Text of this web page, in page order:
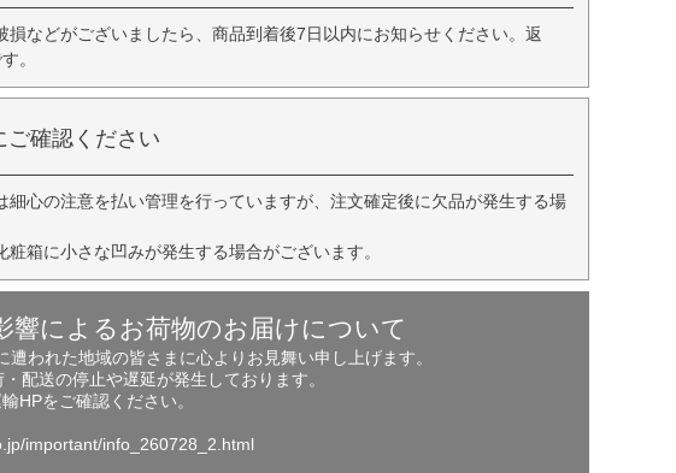
などがございましたら、商品到着後7日以内にお知らせください。返
。
ご確認ください
心の注意を払い管理を行っていますが、注文確定後に欠品が発生する場
箱に小さな凹みが発生する場合がございます。
響によるお荷物のお届けについて
われた地域の皆さまに心よりお見舞い申し上げます。
配送の停止や遅延が発生しております。
HPをご確認ください。
important/info_260728_2.html